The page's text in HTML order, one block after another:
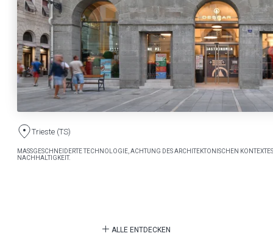
Trieste (TS)
MASSGESCHNEIDERTE TECHNOLOGIE, ACHTUNG DES ARCHITEKTONISCHEN
NACHHALTIGKEIT.
ALLE ENTDECKEN